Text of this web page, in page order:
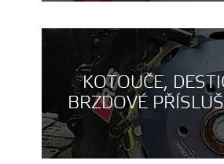
KOTOUČE,
BRZDOVÉ